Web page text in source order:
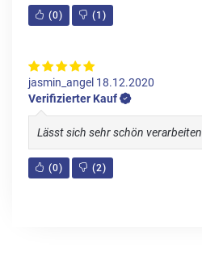
(0) (1 )
jasmin_angel 18.12.2020
Verifizierter Kauf
Lässt sich sehr schön verarbeiten
(0) (2)